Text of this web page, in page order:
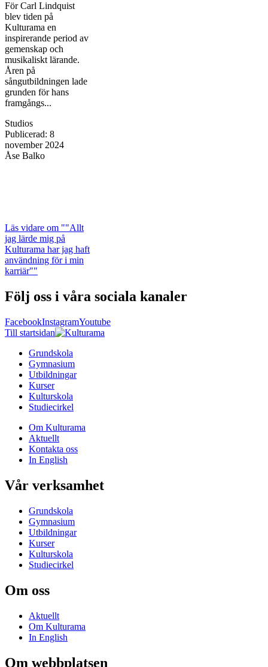
För Carl Lindquist
blev tiden på
Kulturama en
inspirerande period av
gemenskap och
musikaliskt lärande.
Åren på
sångutbildningen lade
grunden för hans
framgångs...
Studios
Publicerad: 8
november 2024
Åse Balko
Läs vidare om ""Allt
jag lärde mig på
Kulturama har jag haft
användning för i min
karriär""
Följ oss i våra sociala kanaler
FacebookInstagramYoutube
Till startsidan
Grundskola
Gymnasium
Utbildningar
Kurser
Kulturskola
Studiecirkel
Om Kulturama
Aktuellt
Kontakta oss
In English
Vår verksamhet
Grundskola
Gymnasium
Utbildningar
Kurser
Kulturskola
Studiecirkel
Om oss
Aktuellt
Om Kulturama
In English
Om webbplatsen